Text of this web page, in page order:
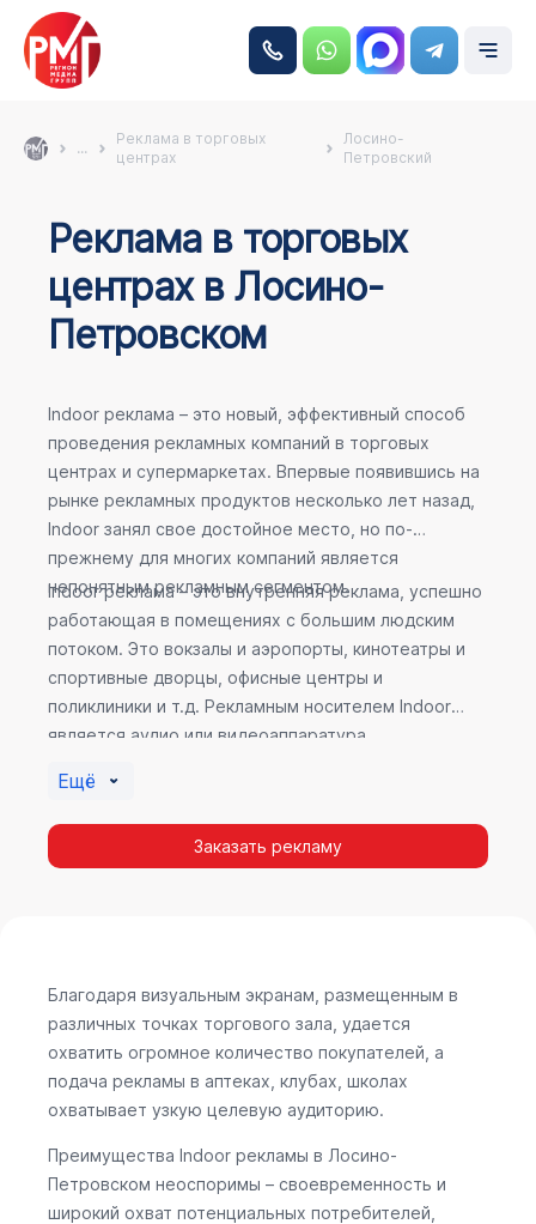
...
Реклама в торговых
центрах
Лосино-
Петровский
Реклама в торговых
центрах в Лосино-
Петровском
Indoor реклама – это новый, эффективный способ
проведения рекламных компаний в торговых
центрах и супермаркетах. Впервые появившись на
рынке рекламных продуктов несколько лет назад,
Indoor занял свое достойное место, но по-
прежнему для многих компаний является
непонятным рекламным сегментом.
Indoor реклама – это внутренняя реклама, успешно
работающая в помещениях с большим людским
потоком. Это вокзалы и аэропорты, кинотеатры и
спортивные дворцы, офисные центры и
поликлиники и т.д. Рекламным носителем Indoor
является аудио или видеоаппаратура,
эффективность приносит такой вид рекламы в
местах продаж, поскольку воздействие на
покупателя в момент выбора товара наиболее
Indoor рекламы.
Ещё
Заказать рекламу
Благодаря визуальным экранам, размещенным в
различных точках торгового зала, удается
охватить огромное количество покупателей, а
подача рекламы в аптеках, клубах, школах
охватывает узкую целевую аудиторию.
Преимущества Indoor рекламы в Лосино-
Петровском неоспоримы – своевременность и
широкий охват потенциальных потребителей,